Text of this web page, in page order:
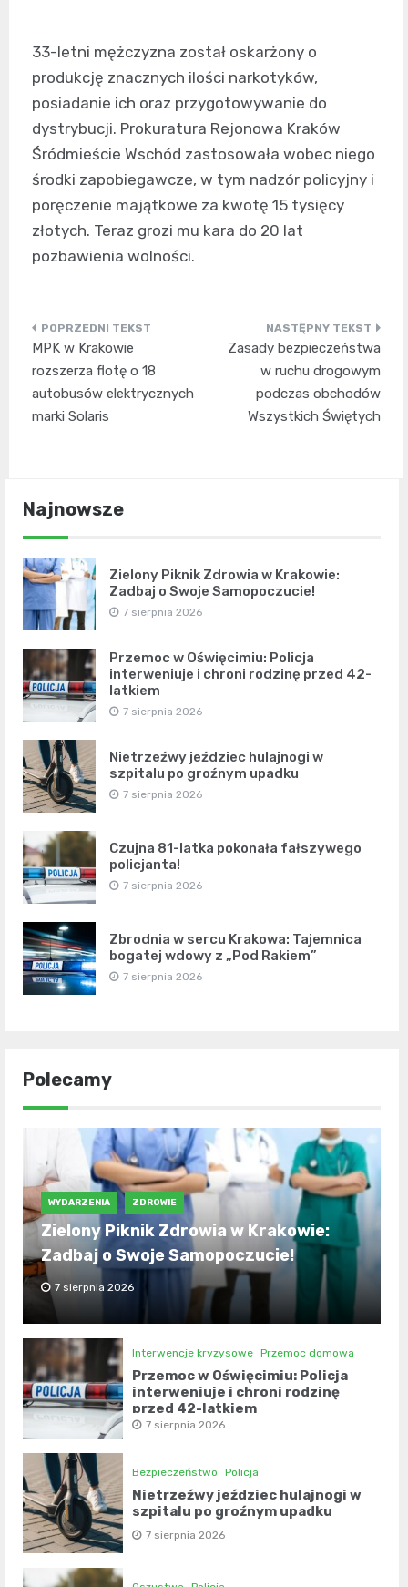
33-letni mężczyzna został oskarżony o
produkcję znacznych ilości narkotyków,
posiadanie ich oraz przygotowywanie do
dystrybucji. Prokuratura Rejonowa Kraków
Śródmieście Wschód zastosowała wobec niego
środki zapobiegawcze, w tym nadzór policyjny i
poręczenie majątkowe za kwotę 15 tysięcy
złotych. Teraz grozi mu kara do 20 lat
pozbawienia wolności.
Nawigacja
wpisu
MPK w Krakowie
rozszerza flotę o 18
autobusów elektrycznych
marki Solaris
Zasady bezpieczeństwa
w ruchu drogowym
podczas obchodów
Wszystkich Świętych
Najnowsze
Zielony Piknik Zdrowia w Krakowie:
Zadbaj o Swoje Samopoczucie!
7 sierpnia 2026
Przemoc w Oświęcimiu: Policja
interweniuje i chroni rodzinę przed 42-
latkiem
7 sierpnia 2026
Nietrzeźwy jeździec hulajnogi w
szpitalu po groźnym upadku
7 sierpnia 2026
Czujna 81-latka pokonała fałszywego
policjanta!
7 sierpnia 2026
Zbrodnia w sercu Krakowa: Tajemnica
bogatej wdowy z „Pod Rakiem”
7 sierpnia 2026
Polecamy
WYDARZENIA ZDROWIE
Zielony Piknik Zdrowia w Krakowie:
Zadbaj o Swoje Samopoczucie!
7 sierpnia 2026
Interwencje kryzysowe Przemoc domowa
Przemoc w Oświęcimiu: Policja
interweniuje i chroni rodzinę
przed 42-latkiem
7 sierpnia 2026
Bezpieczeństwo Policja
Nietrzeźwy jeździec hulajnogi w
szpitalu po groźnym upadku
7 sierpnia 2026